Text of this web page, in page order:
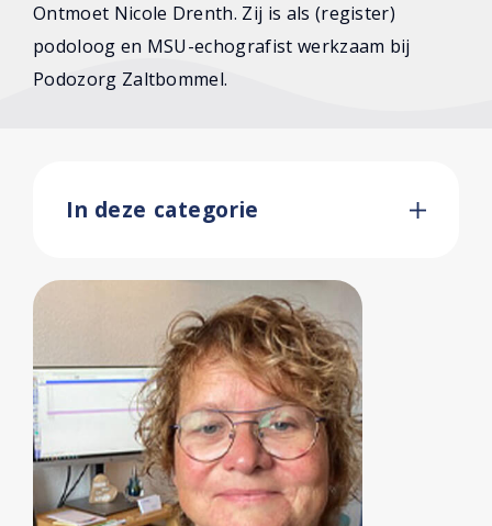
Het team
Overzicht
Contact
Ontmoet Nicole Drenth. Zij is als (register)
podoloog en MSU-echografist werkzaam bij
Podozorg Zaltbommel.
In deze categorie